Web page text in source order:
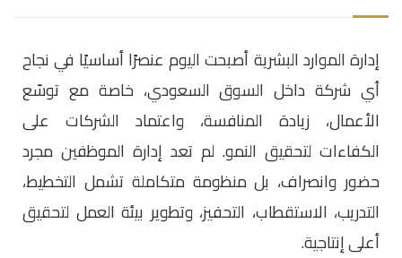
إدارة الموارد البشرية أصبحت اليوم عنصرًا أساسيًا في نجاح
أي شركة داخل السوق السعودي، خاصة مع توسّع
الأعمال، زيادة المنافسة، واعتماد الشركات على
الكفاءات لتحقيق النمو. لم تعد إدارة الموظفين مجرد
حضور وانصراف، بل منظومة متكاملة تشمل التخطيط،
التدريب، الاستقطاب، التحفيز، وتطوير بيئة العمل لتحقيق
أعلى إنتاجية.